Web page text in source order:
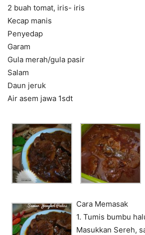
2 buah tomat, iris- iris
Kecap manis
Penyedap
Garam
Gula merah/gula pasir
Salam
Daun jeruk
Air asem jawa 1sdt
Cara Memasak
1. Tumis bumbu
Masukkan Sereh,